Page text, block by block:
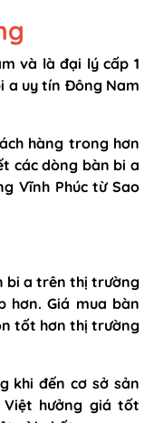
và là đại lý cấp 1
a uy tín Đông Nam
hàng trong hơn
các dòng bàn bi a
Vĩnh Phúc từ Sao
bi a trên thị trường
hơn. Giá mua bàn
tốt hơn thị trường
khi đến cơ sở sản
hưởng giá tốt